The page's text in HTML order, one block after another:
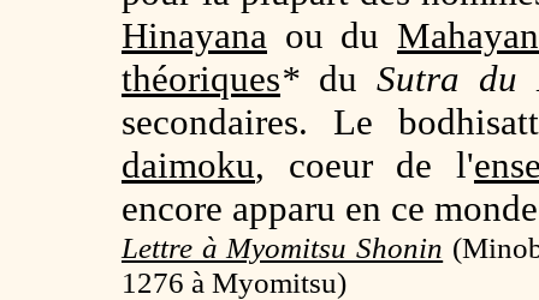
Hinayana ou du
théoriques* du Sutra du
secondaires. Le
daimoku, coeur de l'
encore apparu en ce
Lettre à Myomitsu Shonin (
1276 à Myomitsu)